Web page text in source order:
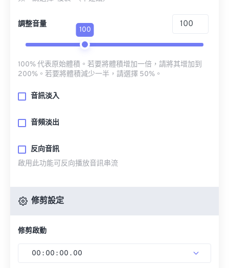
調整音量
100
100% 代表原始體積。若要將體積增加一倍，請將其增加到
200%。若要將體積減少一半，請選擇 50%。
音訊淡入
音頻淡出
反向音訊
啟用此功能可反向播放音訊串流
修剪設定
修剪啟動
00 : 00 : 00 . 00